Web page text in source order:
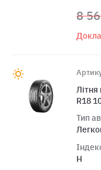
8
R18
Тип
H